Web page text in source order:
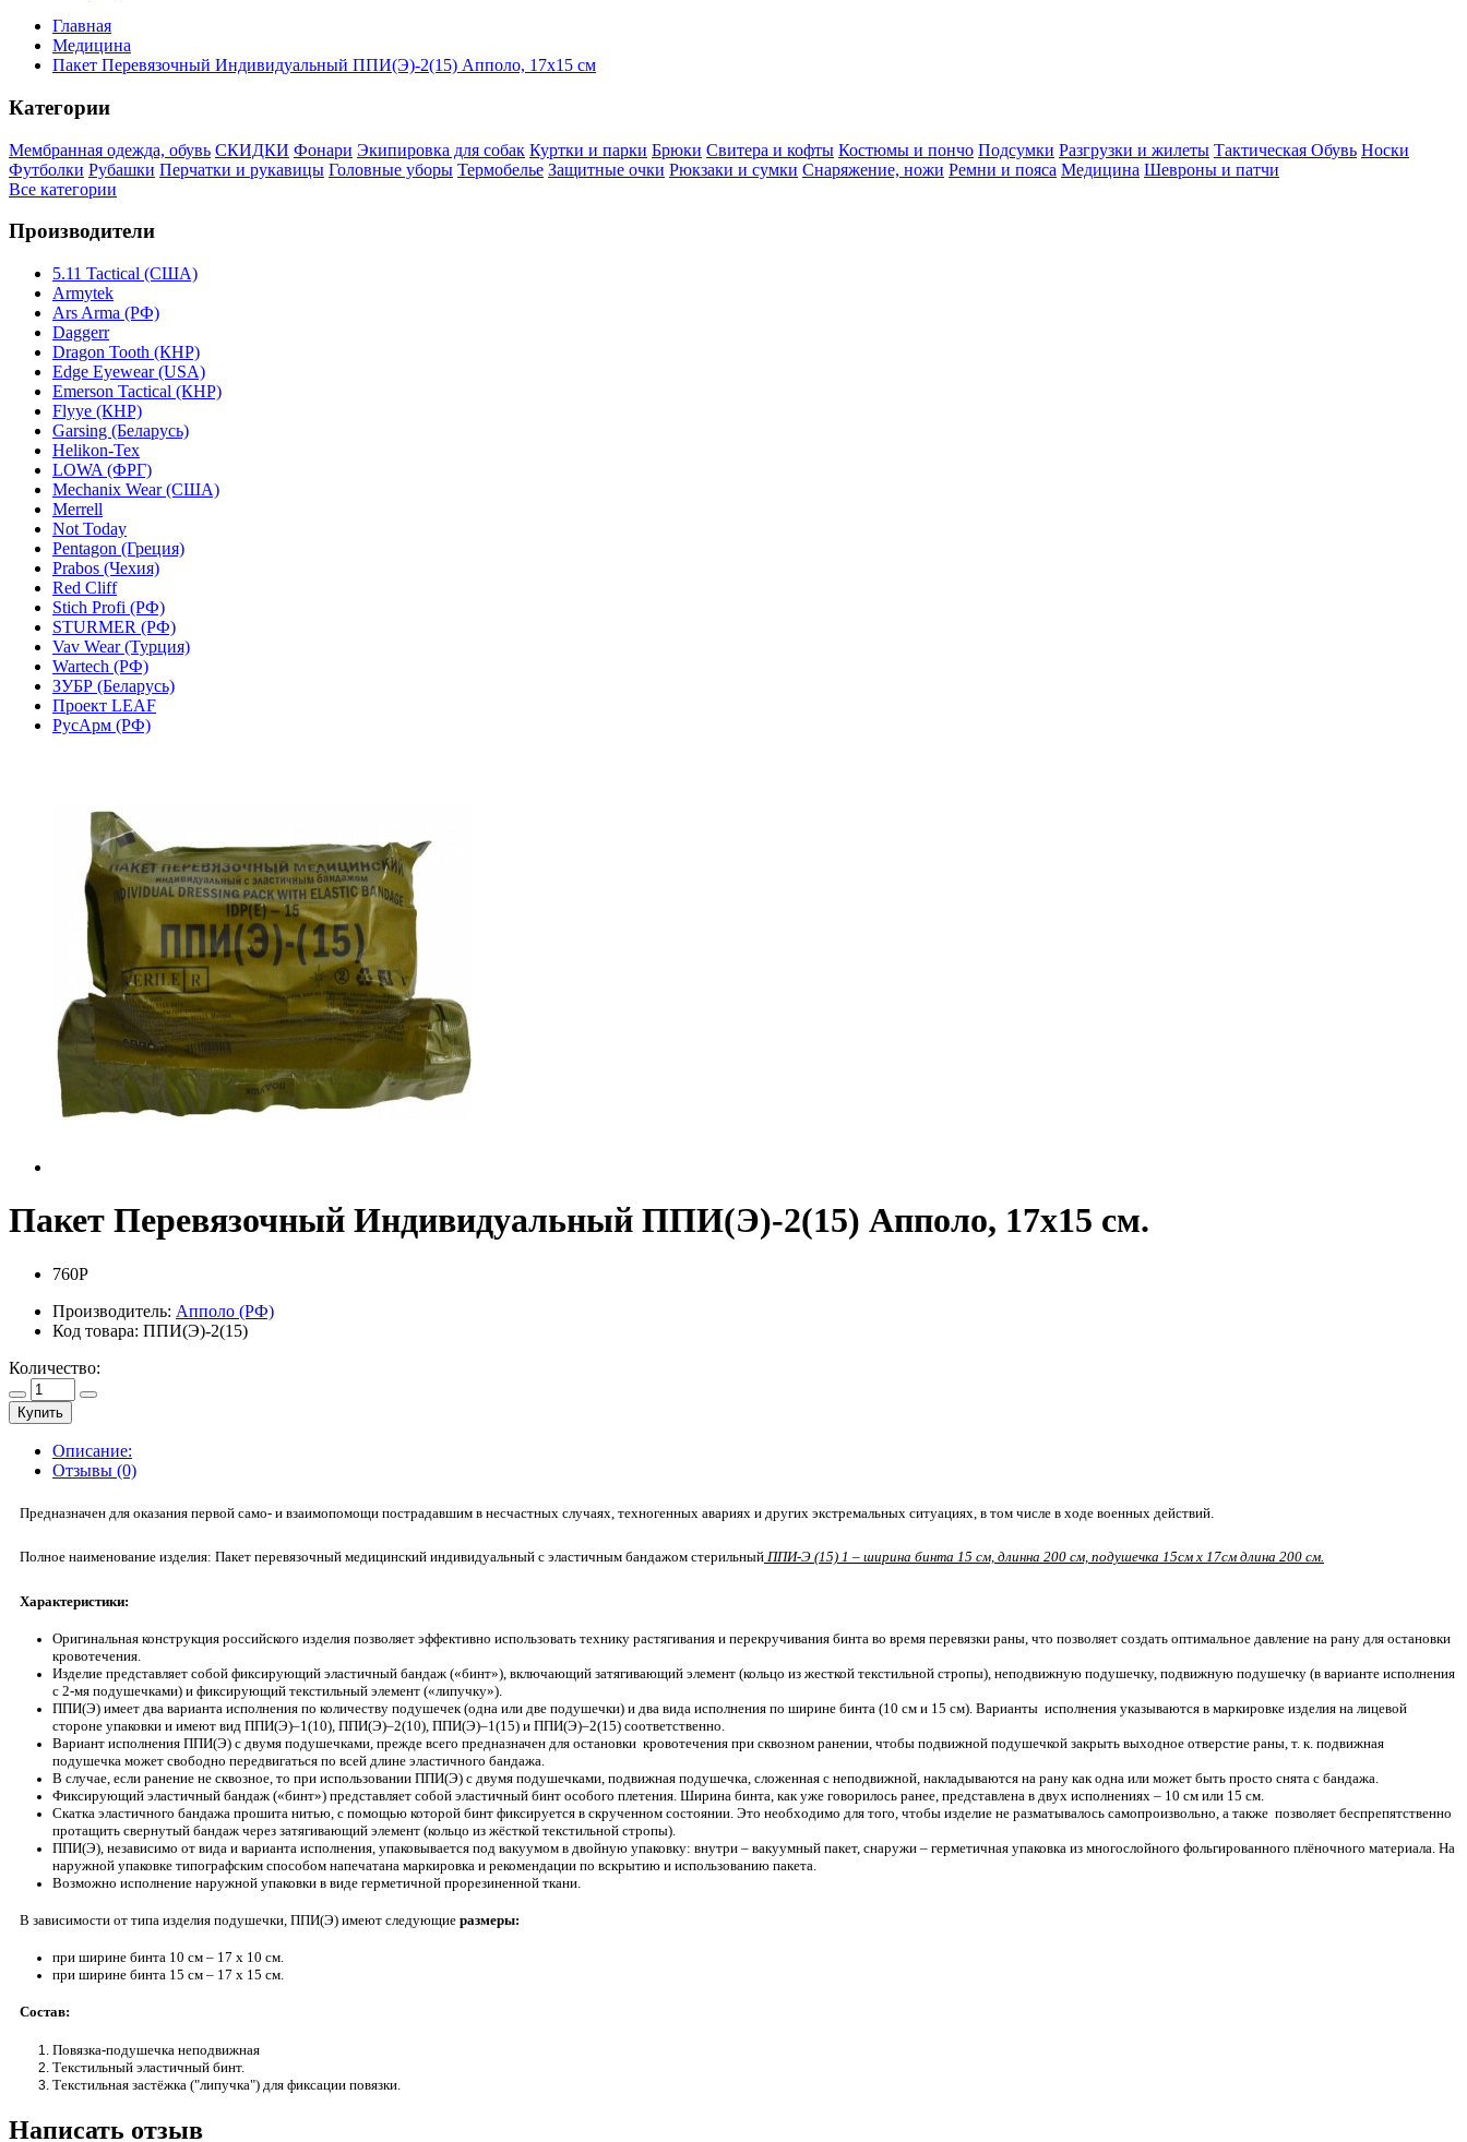
Главная
Медицина
Пакет Перевязочный Индивидуальный ППИ(Э)-2(15) Апполо, 17х15 см
Категории
Мембранная одежда, обувь СКИДКИ Фонари Экипировка для собак Куртки и парки Брюки Свитера и кофты Костюмы и пончо Подсумки Разгрузки и жилеты Тактическая Обувь Носки
Футболки Рубашки Перчатки и рукавицы Головные уборы Термобелье Защитные очки Рюкзаки и сумки Снаряжение, ножи Ремни и пояса Медицина Шевроны и патчи
Все категории
Производители
5.11 Tactical (США)
Armytek
Ars Arma (РФ)
Daggerr
Dragon Tooth (КНР)
Edge Eyewear (USA)
Emerson Tactical (КНР)
Flyye (КНР)
Garsing (Беларусь)
Helikon-Tex
LOWA (ФРГ)
Mechanix Wear (США)
Merrell
Not Today
Pentagon (Греция)
Prabos (Чехия)
Red Cliff
Stich Profi (РФ)
STURMER (РФ)
Vav Wear (Турция)
Wartech (РФ)
ЗУБР (Беларусь)
Проект LEAF
РусАрм (РФ)
Пакет Перевязочный Индивидуальный ППИ(Э)-2(15) Апполо, 17х15 см.
760Р
Производитель: Апполо (РФ)
Код товара: ППИ(Э)-2(15)
Количество:
Купить
Описание:
Отзывы (0)
Предназначен для оказания первой само- и взаимопомощи пострадавшим в несчастных случаях, техногенных авариях и других экстремальных ситуациях, в том числе в ходе военных действий.
Полное наименование изделия: Пакет перевязочный медицинский индивидуальный с эластичным бандажом стерильный ППИ-Э (15) 1 – ширина бинта 15 см, длинна 200 см, подушечка 15см х 17см длина 200 см.
Характеристики:
Оригинальная конструкция российского изделия позволяет эффективно использовать технику растягивания и перекручивания бинта во время перевязки раны, что позволяет создать оптимальное давление на рану для остановки
кровотечения.
Изделие представляет собой фиксирующий эластичный бандаж («бинт»), включающий затягивающий элемент (кольцо из жесткой текстильной стропы), неподвижную подушечку, подвижную подушечку (в варианте исполнения
с 2-мя подушечками) и фиксирующий текстильный элемент («липучку»).
ППИ(Э) имеет два варианта исполнения по количеству подушечек (одна или две подушечки) и два вида исполнения по ширине бинта (10 см и 15 см). Варианты исполнения указываются в маркировке изделия на лицевой
стороне упаковки и имеют вид ППИ(Э)–1(10), ППИ(Э)–2(10), ППИ(Э)–1(15) и ППИ(Э)–2(15) соответственно.
Вариант исполнения ППИ(Э) с двумя подушечками, прежде всего предназначен для остановки кровотечения при сквозном ранении, чтобы подвижной подушечкой закрыть выходное отверстие раны, т. к. подвижная
подушечка может свободно передвигаться по всей длине эластичного бандажа.
В случае, если ранение не сквозное, то при использовании ППИ(Э) с двумя подушечками, подвижная подушечка, сложенная с неподвижной, накладываются на рану как одна или может быть просто снята с бандажа.
Фиксирующий эластичный бандаж («бинт») представляет собой эластичный бинт особого плетения. Ширина бинта, как уже говорилось ранее, представлена в двух исполнениях – 10 см или 15 см.
Скатка эластичного бандажа прошита нитью, с помощью которой бинт фиксируется в скрученном состоянии. Это необходимо для того, чтобы изделие не разматывалось самопроизвольно, а также позволяет беспрепятственно
протащить свернутый бандаж через затягивающий элемент (кольцо из жёсткой текстильной стропы).
ППИ(Э), независимо от вида и варианта исполнения, упаковывается под вакуумом в двойную упаковку: внутри – вакуумный пакет, снаружи – герметичная упаковка из многослойного фольгированного плёночного материала. На
наружной упаковке типографским способом напечатана маркировка и рекомендации по вскрытию и использованию пакета.
Возможно исполнение наружной упаковки в виде герметичной прорезиненной ткани.
В зависимости от типа изделия подушечки, ППИ(Э) имеют следующие размеры:
при ширине бинта 10 см – 17 х 10 см.
при ширине бинта 15 см – 17 х 15 см.
Состав:
Повязка-подушечка неподвижная
Текстильный эластичный бинт.
Текстильная застёжка ("липучка") для фиксации повязки.
Написать отзыв